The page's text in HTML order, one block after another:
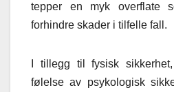
tepper en myk overflate
forhindre skader i tilfelle fall.
I tillegg til fysisk
følelse av psykologisk